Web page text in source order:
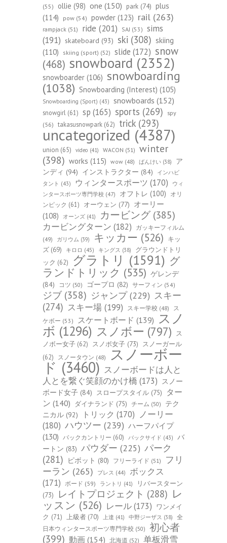
(55)
ollie (98) one (150) park (74) plus
(114)
pow (54) powder (123) rail (263)
rampjack (51) ride (201) SAJ (53) sims
(191) skateboard (93) ski (308) skiing
(110)
skiing (sport) (52) slide (172) snow
(468) snowboard (2352)
snowboarder (106) snowboarding
(1038) Snowboarding (Interest) (105)
Snowboarding (Sport) (43) snowboards (152)
snowgirl (61) sp (165) sports (269)
spy
(56) takasusnowpark (62) trick (293)
uncategorized (4387)
union (65) video (41) WACON (51) winter
(398) works (115) wow (48) ばんけい (38)
ア
ンディ (94) インストラクター (84)
インハビ
タント (43) ウィンタースポーツ (170)
ウィ
ンタースポーツ専門学校 (47) オフトレ (100)
オリ
ンピック (61) オーウェン (77) オーリー
(108)
オーンズ (41) カービング (385)
カービングターン (182)
ガッキーフィルム
(49)
ガリウム (39) キッカー (526) キッ
ズ (69) キロロ (45) キングス (38)
グラウンドトリ
ック (62) グラトリ (1591) グ
ランドトリック (535) ゲレンデ
(84)
コツ (50) ゴープロ (82) サーフィン (54)
ジブ (358) ジャンプ(229) スキー
(274) スキー場 (199) スキー学校 (48)
ス
ケボー (53) スケートボード (139) スノ
ボ (1296) スノボー (797)
ス
ノボー女子 (62) スノボ女子 (73)
スノーガール
(62)
スノータウン (48) スノーボー
ド (3460) スノーボードは人と
人とを繋ぐ笑顔のかけ橋 (173) スノー
ボード女子 (84) スロープスタイル (75)
ター
ン (140) ダイナランド (75) チーム (50)
テク
ニカル (92) トリック (170) ノーリー
(180) ハウツー (239) ハーフパイプ
(130)
バックカントリー (60) バックサイド (43)
バ
ートン (83) パウダー (225) パーク
(281)
ピボット (80) フリーライド (51)
フリ
ーラン (265) プレス (44)
ボックス
(171)
ボード (59) ラントリ (41)
リバースターン
(73)
レイトプロジェクト (288) レ
ッスン (526) レール(173) ワンメイ
ク (71) 上級者 (70) 上達 (41) 中野ジーザス (38)
全
日本ウィンタースポーツ専門学校 (50) 初心者
(399) 動画 (154) 北海道 (52) 单板滑雪